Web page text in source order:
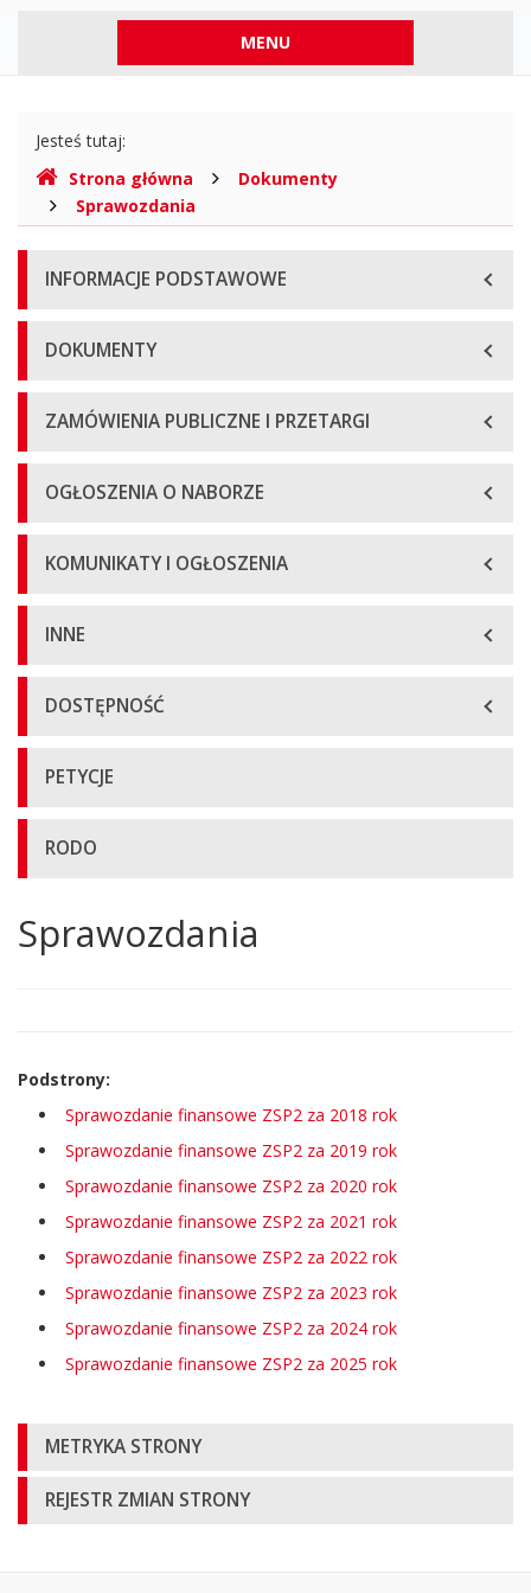
MENU
Gdzie
jesteśmy
Jesteś tutaj:
Strona główna
Dokumenty
Sprawozdania
Menu
główne
INFORMACJE PODSTAWOWE
DOKUMENTY
ZAMÓWIENIA PUBLICZNE I PRZETARGI
OGŁOSZENIA O NABORZE
KOMUNIKATY I OGŁOSZENIA
INNE
DOSTĘPNOŚĆ
PETYCJE
RODO
Główna
treść
Sprawozdania
Podstrony:
Sprawozdanie finansowe ZSP2 za 2018 rok
Sprawozdanie finansowe ZSP2 za 2019 rok
Sprawozdanie finansowe ZSP2 za 2020 rok
Sprawozdanie finansowe ZSP2 za 2021 rok
Sprawozdanie finansowe ZSP2 za 2022 rok
Sprawozdanie finansowe ZSP2 za 2023 rok
Sprawozdanie finansowe ZSP2 za 2024 rok
Sprawozdanie finansowe ZSP2 za 2025 rok
Informacje
o
stronie
METRYKA STRONY
REJESTR ZMIAN STRONY